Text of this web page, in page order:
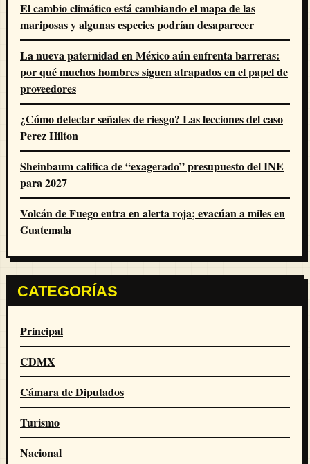
El cambio climático está cambiando el mapa de las
mariposas y algunas especies podrían desaparecer
La nueva paternidad en México aún enfrenta barreras:
por qué muchos hombres siguen atrapados en el papel de
proveedores
¿Cómo detectar señales de riesgo? Las lecciones del caso
Perez Hilton
Sheinbaum califica de “exagerado” presupuesto del INE
para 2027
Volcán de Fuego entra en alerta roja; evacúan a miles en
Guatemala
CATEGORÍAS
Principal
CDMX
Cámara de Diputados
Turismo
Nacional